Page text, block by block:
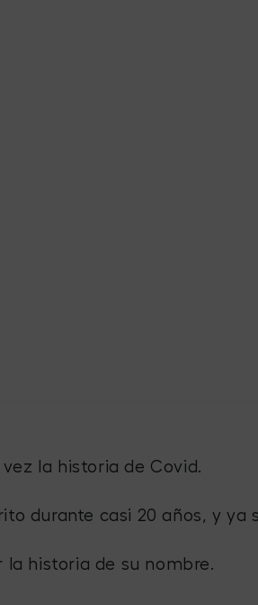
la historia de Covid.
durante casi 20 años, y ya
historia de su nombre.